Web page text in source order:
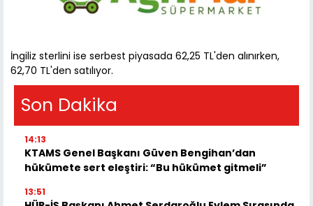
İngiliz sterlini ise serbest piyasada 62,25 TL'den alınırken,
62,70 TL'den satılıyor.
Son Dakika
14:13
KTAMS Genel Başkanı Güven Bengihan’dan
hükümete sert eleştiri: “Bu hükümet gitmeli”
13:51